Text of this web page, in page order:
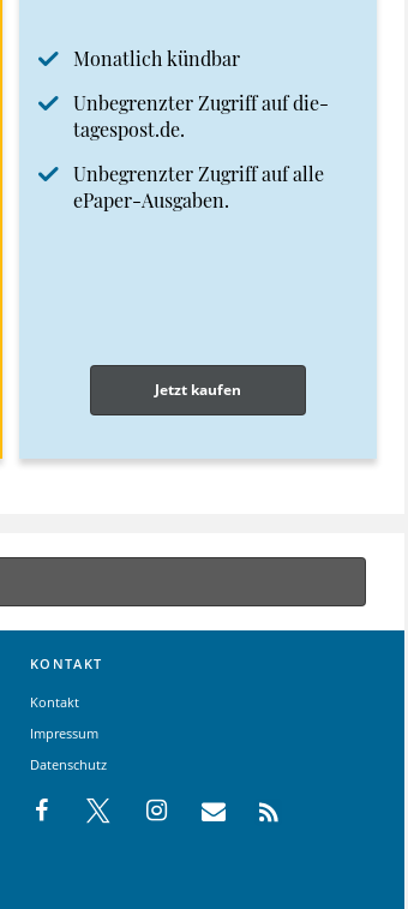
Monatlich kündbar
Unbegrenzter Zugriff auf die-
tagespost.de.
Unbegrenzter Zugriff auf alle
ePaper-Ausgaben.
Jetzt kaufen
KONTAKT
Kontakt
Impressum
Datenschutz